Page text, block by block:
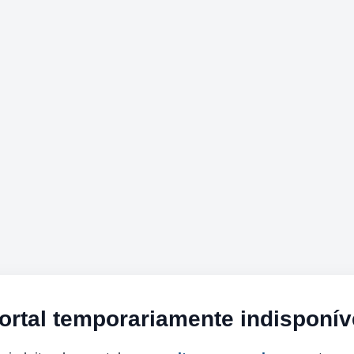
temporariamente